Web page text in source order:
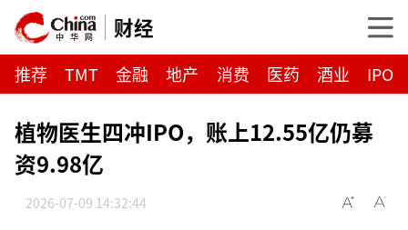
财经
推荐 TMT 金融 地产 消费 医药 酒业 IPO
植物医生四冲IPO，账上12.55亿仍募
资9.98亿
2026-07-09 14:32:44